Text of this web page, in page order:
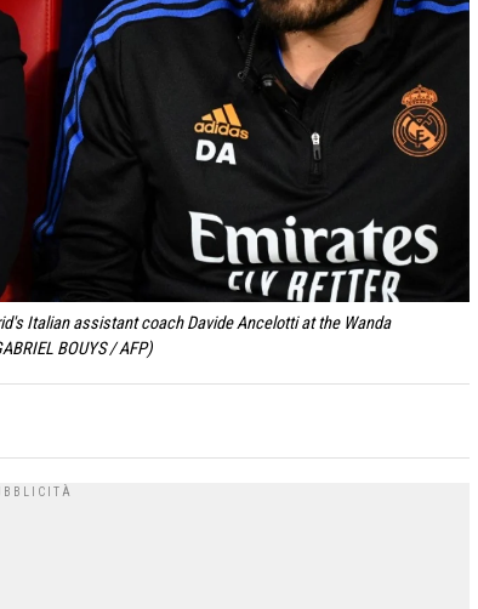
Italian assistant coach Davide Ancelotti at the Wanda
BOUYS / AFP)